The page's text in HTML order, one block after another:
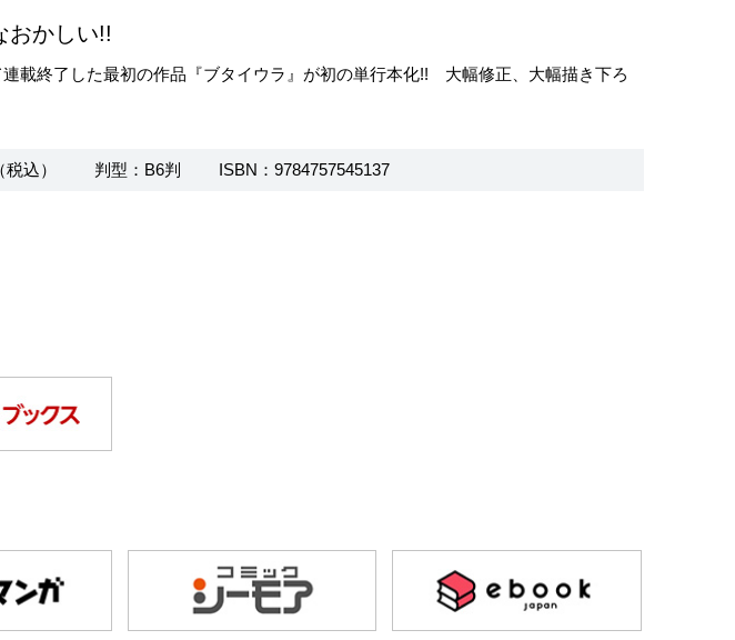
おかしい!!
載終了した最初の作品『ブタイウラ』が初の単行本化!! 大幅修正、大幅描き下ろ
税込） 判型：B6判 ISBN：9784757545137